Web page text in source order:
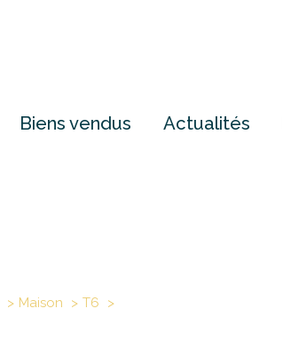
Biens vendus Actualités
Maison
T6